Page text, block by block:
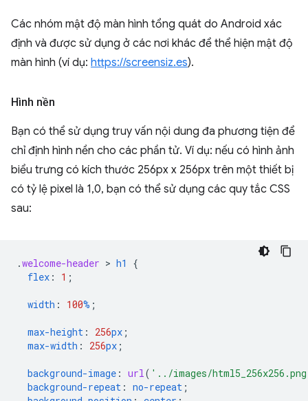
Các nhóm mật độ màn hình tổng quát do Android xác
định và được sử dụng ở các nơi khác để thể hiện mật độ
màn hình (ví dụ: https://screensiz.es).
Hình nền
Bạn có thể sử dụng truy vấn nội dung đa phương tiện để
chỉ định hình nền cho các phần tử. Ví dụ: nếu có hình ảnh
biểu trưng có kích thước 256px x 256px trên một thiết bị
có tỷ lệ pixel là 1,0, bạn có thể sử dụng các quy tắc CSS
sau:
.welcome-header > h1
{
flex : 1 ;
width : 100% ;
max-height : 256px ;
max-width : 256px ;
background-image : url( '../images/
background-repeat : no-repeat ;